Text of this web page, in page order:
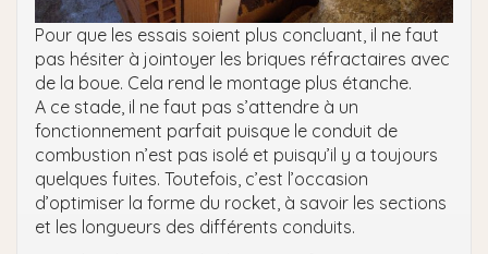
Pour que les essais soient plus concluant, il ne faut
pas hésiter à jointoyer les briques réfractaires avec
de la boue. Cela rend le montage plus étanche.
A ce stade, il ne faut pas s’attendre à un
fonctionnement parfait puisque le conduit de
combustion n’est pas isolé et puisqu’il y a toujours
quelques fuites. Toutefois, c’est l’occasion
d’optimiser la forme du rocket, à savoir les sections
et les longueurs des différents conduits.